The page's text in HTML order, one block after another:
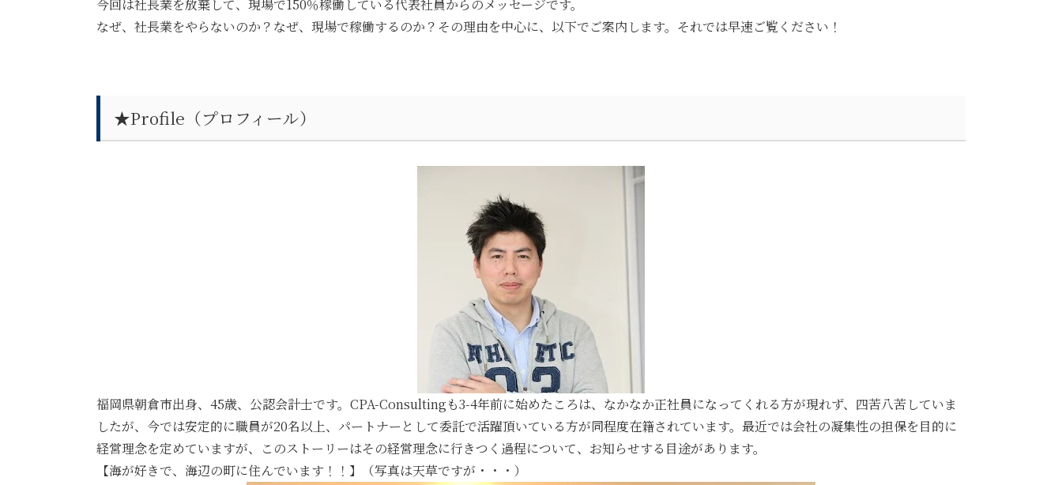
今回は社長業を放棄して、現場で150％稼働している代表社員からのメッセージです。
なぜ、社長業をやらないのか？なぜ、現場で稼働するのか？その理由を中心に、以下でご案内します。それでは早速ご覧ください！
★Profile（プロフィール）
福岡県朝倉市出身、45歳、公認会計士です。CPA-Consultingも3-4年前に始めたころは、なかなか正社員になってくれる方が現れず、四苦八苦していま
したが、今では安定的に職員が20名以上、パートナーとして委託で活躍頂いている方が同程度在籍されています。最近では会社の凝集性の担保を目的に
経営理念を定めていますが、このストーリーはその経営理念に行きつく過程について、お知らせする目途があります。
【海が好きで、海辺の町に住んでいます！！】（写真は天草ですが・・・）